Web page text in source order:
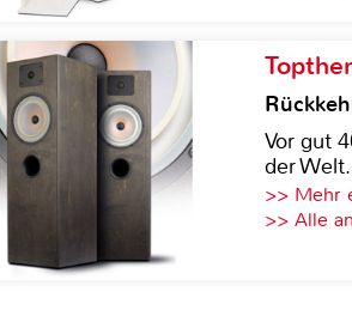
Vor gut
der
>> Mehr
>> Alle